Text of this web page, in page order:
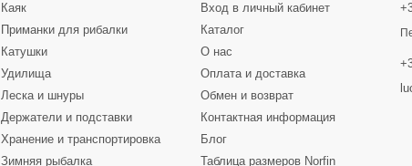
Каяк
Приманки для рибалки
Катушки
Удилища
Леска и шнуры
Держатели и подставки
Хранение и транспортировка
Зимняя рыбалка
Вход в личный кабинет
Каталог
О нас
Оплата и доставка
Обмен и возврат
Контактная информация
Блог
Таблица размеров Norfin